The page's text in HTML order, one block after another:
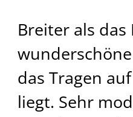
Breiter als
das Tragen
liegt. Sehr